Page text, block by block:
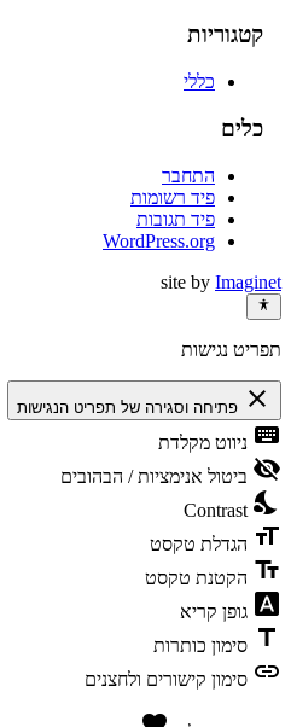
קטגוריות
כללי
כלים
התחבר
פיד רשומות
פיד תגובות
WordPress.org
site by Imaginet
תפריט נגישות
close פתיחה וסגירה של תפריט הנגישות
keyboard ניווט מקלדת
visibility_off ביטול אנימציות / הבהובים
nights_stay
Contrast
format_size הגדלת טקסט
text_fields הקטנת טקסט
font_download גופן קריא
title סימון כותרות
link סימון קישורים ולחצנים